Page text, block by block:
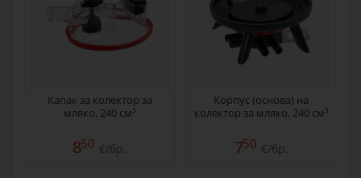
Капак за колектор за
мляко, 240 см³
850 €/бр.
Корпус (основа) на
колектор за мляко, 240 см³
750 €/бр.